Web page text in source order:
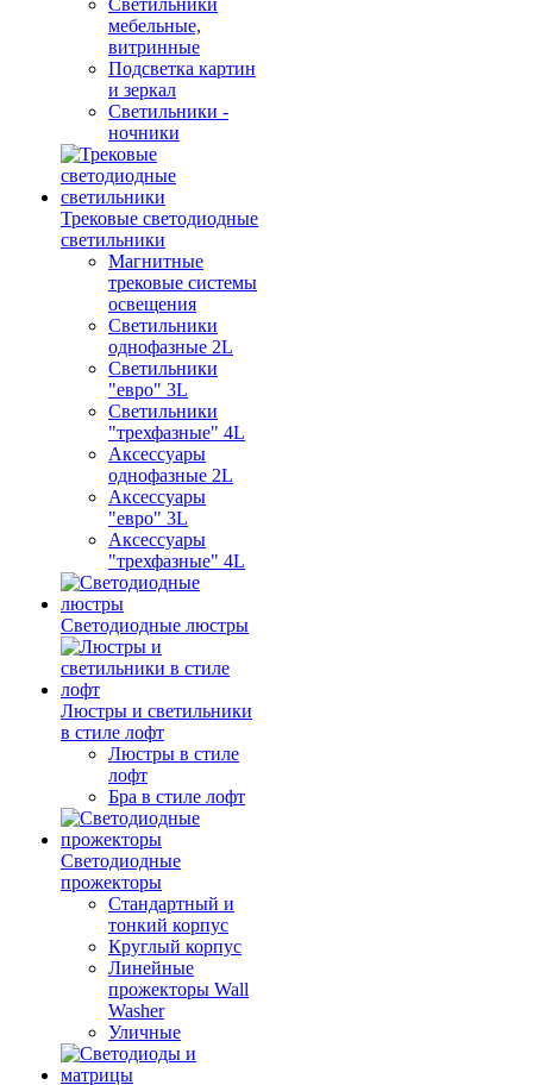
Светильники
мебельные,
витринные
Подсветка картин
и зеркал
Светильники -
ночники
Трековые светодиодные
светильники
Магнитные
трековые системы
освещения
Светильники
однофазные 2L
Светильники
"евро" 3L
Светильники
"трехфазные" 4L
Аксессуары
однофазные 2L
Аксессуары
"евро" 3L
Аксессуары
"трехфазные" 4L
Светодиодные люстры
Люстры и светильники
в стиле лофт
Люстры в стиле
лофт
Бра в стиле лофт
Светодиодные
прожекторы
Стандартный и
тонкий корпус
Круглый корпус
Линейные
прожекторы Wall
Washer
Уличные